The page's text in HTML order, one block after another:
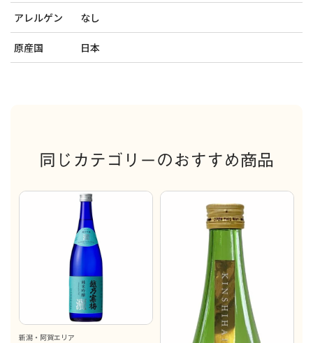
アレルゲン なし
原産国 日本
同じカテゴリーのおすすめ商品
新潟・阿賀エリア